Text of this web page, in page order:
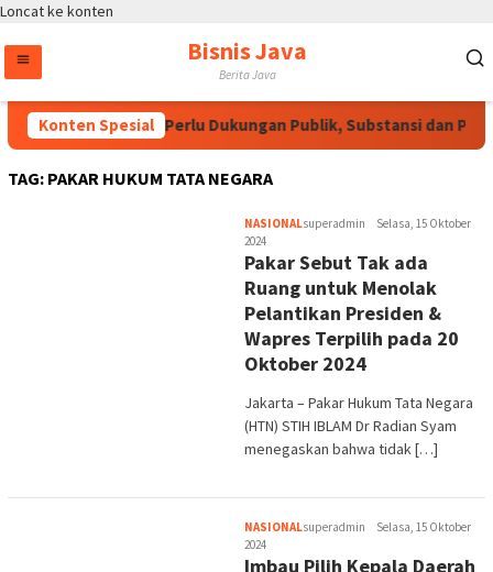
Loncat ke konten
Bisnis Java
Berita Java
Konten Spesial
RUU HAM Perlu Dukungan Publik, Substansi dan
TAG: PAKAR HUKUM TATA NEGARA
NASIONALsuperadmin
Selasa, 15 Oktober
2024
Pakar Sebut Tak ada
Ruang untuk Menolak
Pelantikan Presiden &
Wapres Terpilih pada 20
Oktober 2024
Jakarta – Pakar Hukum Tata Negara
(HTN) STIH IBLAM Dr Radian Syam
menegaskan bahwa tidak […]
NASIONALsuperadmin
Selasa, 15 Oktober
2024
Imbau Pilih Kepala Daerah